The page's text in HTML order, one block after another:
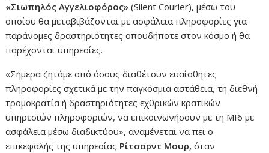
«Σιωπηλός Αγγελιοφόρος» (Silent Courier), μέσω του
οποίου θα μεταβιβάζονται με ασφάλεια πληροφορίες για
παράνομες δραστηριότητες οπουδήποτε στον κόσμο ή θα
παρέχονται υπηρεσίες.
«Σήμερα ζητάμε από όσους διαθέτουν ευαίσθητες
πληροφορίες σχετικά με την παγκόσμια αστάθεια, τη διεθνή
τρομοκρατία ή δραστηριότητες εχθρικών κρατικών
υπηρεσιών πληροφοριών, να επικοινωνήσουν με τη MI6 με
ασφάλεια μέσω διαδικτύου», αναμένεται να πει ο
επικεφαλής της υπηρεσίας Ρίτσαρντ Μουρ, όταν